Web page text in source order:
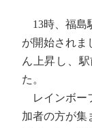
13時、福島
が開始されま
ん上昇し、
た。
レインボー
加者の方が集